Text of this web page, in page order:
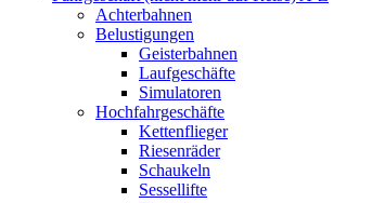
Achterbahnen
Belustigungen
Geisterbahnen
Laufgeschäfte
Simulatoren
Hochfahrgeschäfte
Kettenflieger
Riesenräder
Schaukeln
Sessellifte